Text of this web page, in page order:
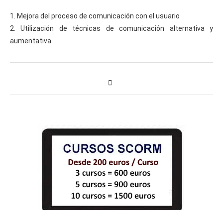
1. Mejora del proceso de comunicación con el usuario
2. Utilización de técnicas de comunicación alternativa y
aumentativa